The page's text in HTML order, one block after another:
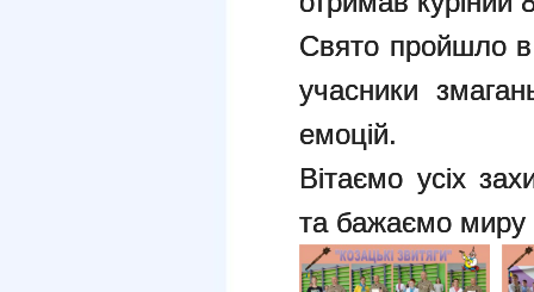
Свято пройшло в
учасники
емоцій.
Вітаємо усіх
та бажаємо миру